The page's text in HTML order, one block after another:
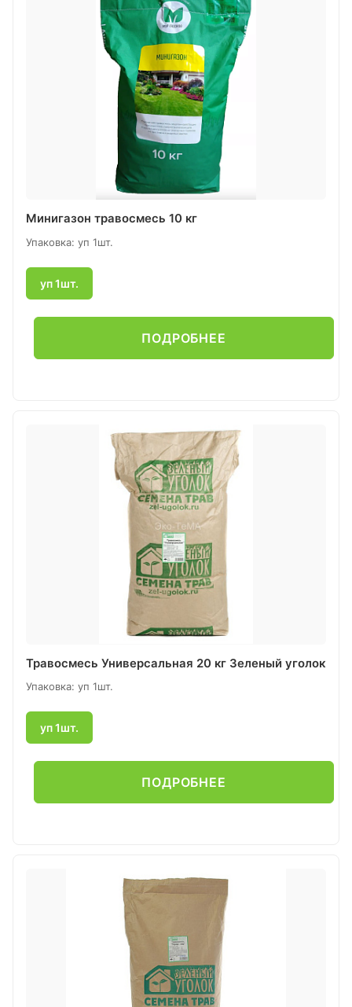
Минигазон травосмесь 10 кг
Упаковка: уп 1шт.
уп 1шт.
ПОДРОБНЕЕ
Травосмесь Универсальная 20 кг Зеленый уголок
Упаковка: уп 1шт.
уп 1шт.
ПОДРОБНЕЕ